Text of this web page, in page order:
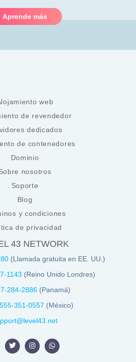
Aprende más
web
de revendedor
dedicados
de contenedores
Dominio
nosotros
Soporte
Blog
y condiciones
de privacidad
43 NETWORK
(Llamada gratuita en EE. UU.)
1143 (Reino Unido Londres)
284-2886 (Panamá)
351-0557 (México)